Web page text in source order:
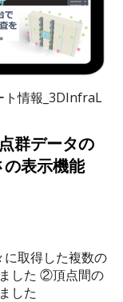
ト情報_3DInfraL
群データの
の表示機能
取得した複数の
した ②頂点間の
した